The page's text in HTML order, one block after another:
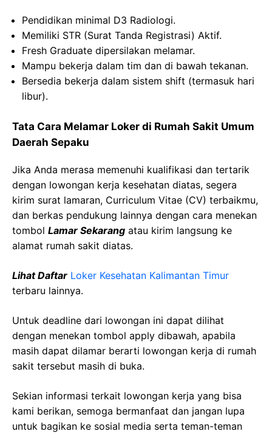
Pendidikan minimal D3 Radiologi.
Memiliki STR (Surat Tanda Registrasi) Aktif.
Fresh Graduate dipersilakan melamar.
Mampu bekerja dalam tim dan di bawah tekanan.
Bersedia bekerja dalam sistem shift (termasuk hari
libur).
Tata Cara Melamar Loker di Rumah Sakit Umum
Daerah Sepaku
Jika Anda merasa memenuhi kualifikasi dan tertarik
dengan lowongan kerja kesehatan diatas, segera
kirim surat lamaran, Curriculum Vitae (CV) terbaikmu,
dan berkas pendukung lainnya dengan cara menekan
tombol Lamar Sekarang atau kirim langsung ke
alamat rumah sakit diatas.
Lihat Daftar Loker Kesehatan Kalimantan Timur
terbaru lainnya.
Untuk deadline dari lowongan ini dapat dilihat
dengan menekan tombol apply dibawah, apabila
masih dapat dilamar berarti lowongan kerja di rumah
sakit tersebut masih di buka.
Sekian informasi terkait lowongan kerja yang bisa
kami berikan, semoga bermanfaat dan jangan lupa
untuk bagikan ke sosial media serta teman-teman